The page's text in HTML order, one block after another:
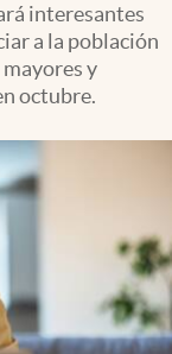
interesantes
a la población
y
octubre.